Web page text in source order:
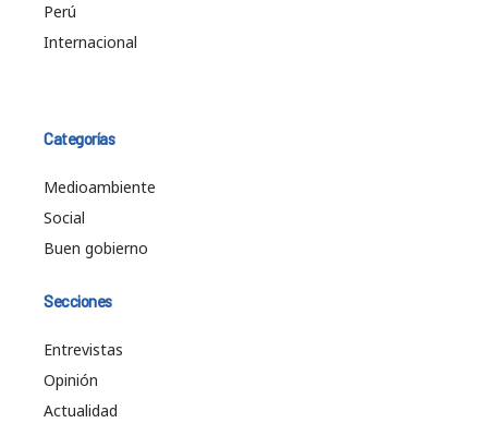
Perú
Internacional
Categorías
Medioambiente
Social
Buen gobierno
Secciones
Entrevistas
Opinión
Actualidad